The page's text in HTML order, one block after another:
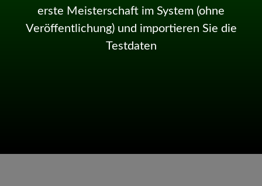
erste Meisterschaft im System (ohne
Veröffentlichung) und importieren Sie die
Testdaten